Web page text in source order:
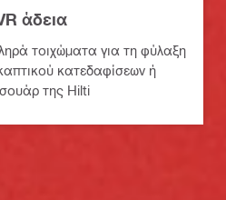
άδεια
τοιχώματα για τη φύλαξη
κατεδαφίσεων ή
της Hilti